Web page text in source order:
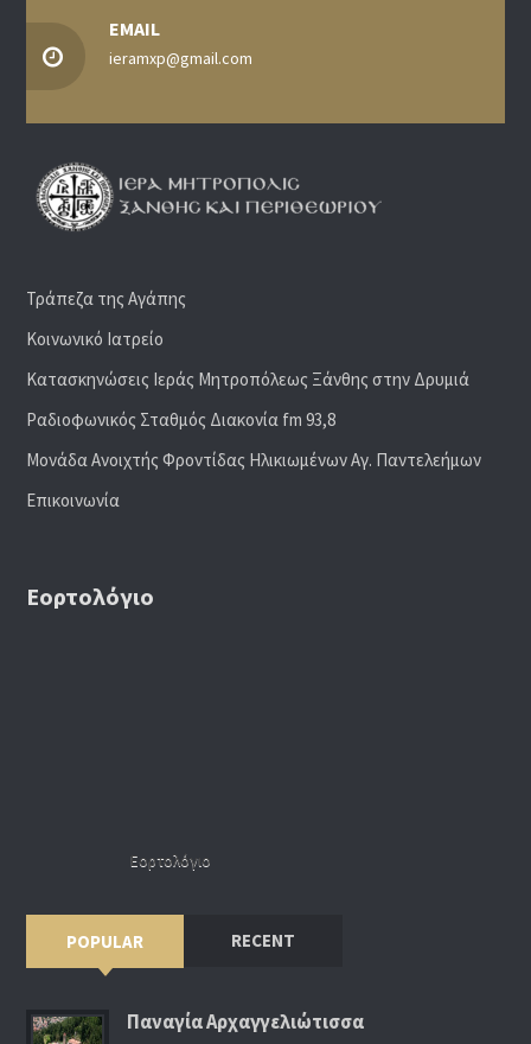
EMAIL
ieramxp@gmail.com
Τράπεζα της Αγάπης
Κοινωνικό Ιατρείο
Κατασκηνώσεις Ιεράς Μητροπόλεως Ξάνθης στην Δρυμιά
Ραδιoφωνικός Σταθμός Διακονία fm 93,8
Μονάδα Ανοιχτής Φροντίδας Ηλικιωμένων Αγ. Παντελεήμων
Επικοινωνία
Εορτολόγιο
Εορτολόγιο
POPULAR RECENT
Παναγία Αρχαγγελιώτισσα